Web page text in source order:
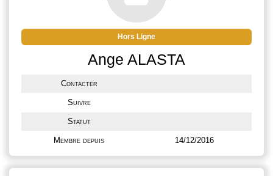
Hors Ligne
Ange ALASTA
Contacter
Suivre
Statut
Membre depuis 14/12/2016